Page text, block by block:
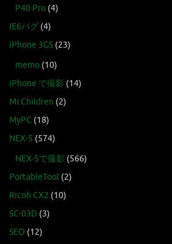
P40 Pro (4)
IE6バグ (4)
iPhone 3GS (23)
memo (10)
iPhone で撮影 (14)
Mr.Children (2)
MyPC (18)
NEX-5 (574)
NEX-5で撮影 (566)
PortableTool (2)
Ricoh CX2 (10)
SC-03D (3)
SEO (12)